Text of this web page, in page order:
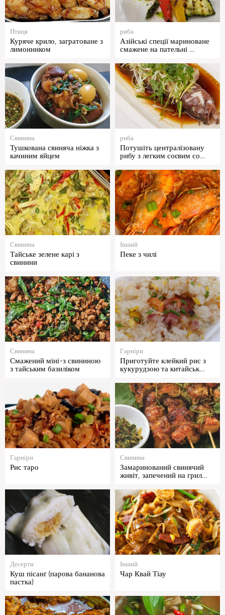
Птиця
Куряче крило, загратоване з
лимонником
риба
Азійські спеції мариноване
смажене на пательні …
Свинина
Тушкована свиняча ніжка з
качиним яйцем
риба
Потушіть централізовану
рибу з легким соєвим со…
Свинина
Тайське зелене карі з
свинини
Інший
Пеке з чилі
Свинина
Смажений міні-з свининою
з тайським базиліком
Гарніри
Приготуйте клейкий рис з
кукурудзою та китайськ…
Гарніри
Рис таро
Свинина
Замаринований свинячий
живіт, запечений на грил…
Десерти
Куш пісанґ (парова бананова
пастка)
Інший
Чар Квай Тіау